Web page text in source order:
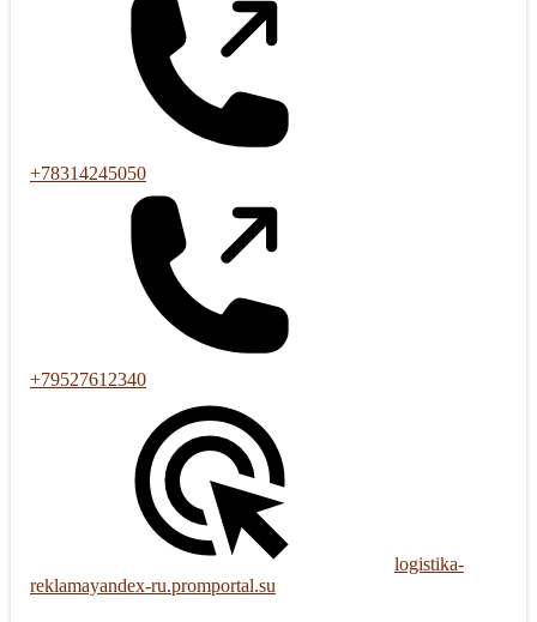
+78314245050
+79527612340
logistika-
reklamayandex-ru.promportal.su